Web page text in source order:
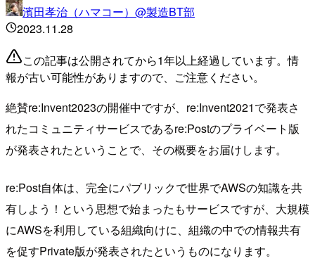
濱田孝治（ハマコー）@製造BT部
2023.11.28
この記事は公開されてから1年以上経過しています。情
報が古い可能性がありますので、ご注意ください。
絶賛re:Invent2023の開催中ですが、re:Invent2021で発表さ
れたコミュニティサービスであるre:Postのプライベート版
が発表されたということで、その概要をお届けします。
re:Post自体は、完全にパブリックで世界でAWSの知識を共
有しよう！という思想で始まったもサービスですが、大規模
にAWSを利用している組織向けに、組織の中での情報共有
を促すPrivate版が発表されたというものになります。